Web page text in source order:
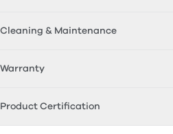
Cleaning & Maintenance
Warranty
Product Certification